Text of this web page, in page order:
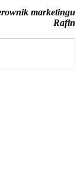
marketingu
Rafin